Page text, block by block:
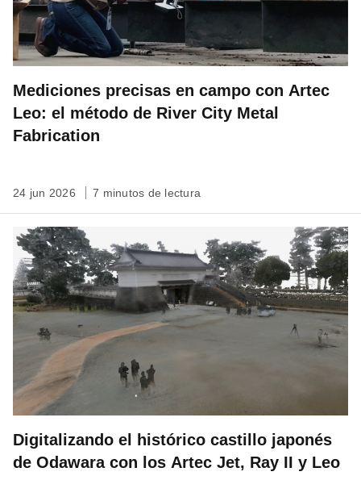
Mediciones precisas en campo con Artec
Leo: el método de River City Metal
Fabrication
24 jun 2026 7 minutos de lectura
Digitalizando el histórico castillo japonés
de Odawara con los Artec Jet, Ray II y Leo